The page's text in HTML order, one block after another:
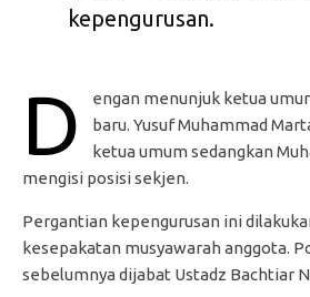
kepengurusan.
d
engan menunjuk ketua
baru. Yusuf Muhammad
ketua umum sedangkan
mengisi posisi sekjen.
Pergantian kepengurusan ini
kesepakatan musyawarah anggota.
sebelumnya dijabat Ustadz Bachtiar